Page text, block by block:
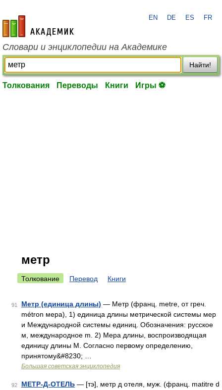
academic.ru
EN DE ES FR
Словари и энциклопедии на Академике
Найти!
Толкования Переводы Книги Игры ⚽
метр
Толкование Перевод Книги
91 Метр (единица длины) — Метр (франц. metre, от греч.
métron мера), 1) единица длины метрической системы мер
и Международной системы единиц. Обозначения: русское
м, международное m. 2) Мера длины, воспроизводящая
единицу длины М. Согласно первому определению,
принятому&#8230; …
Большая советская энциклопедия
92 МЕТР-Д-ОТЕЛЬ — [тэ], метр д отеля, муж. (франц. matitre d